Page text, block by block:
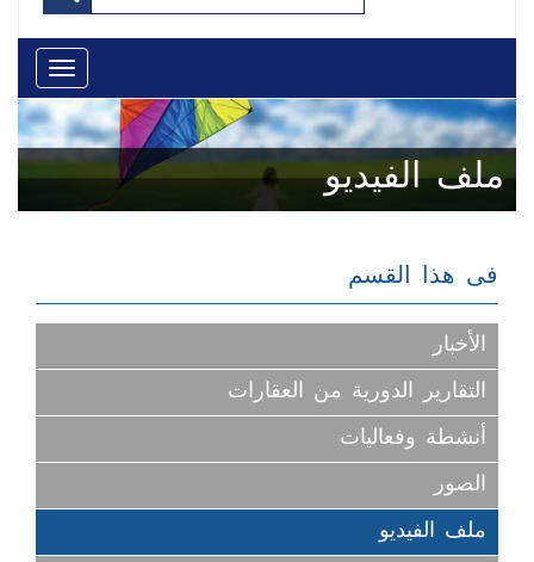
Toggle
ملف الفيديو
فى هذا القسم
الأخبار
التقارير الدورية من العقارات
أنشطة وفعاليات
الصور
ملف الفيديو